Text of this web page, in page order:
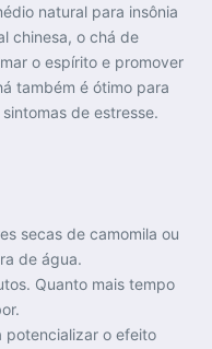
natural para insônia
chinesa, o chá de
o espírito e promover
também é ótimo para
de estresse.
secas de camomila ou
de água.
Quanto mais tempo
potencializar o efeito